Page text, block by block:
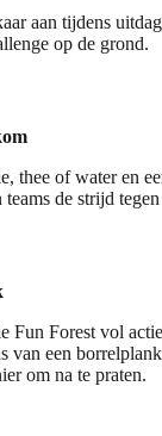
aan tijdens
op de grond.
thee of water en
de strijd tegen
Fun Forest vol
van een
om na te praten.